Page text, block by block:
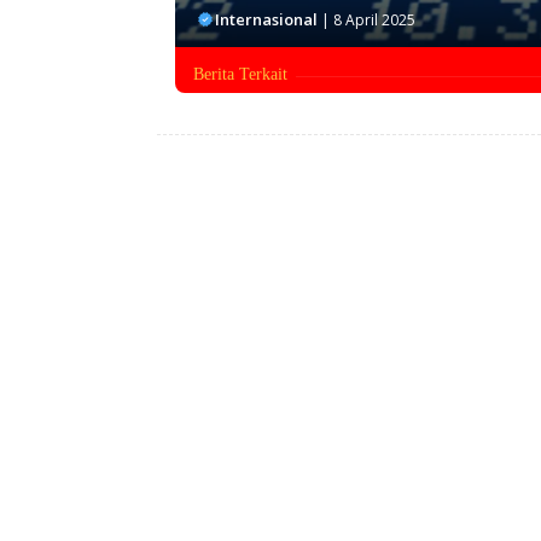
Internasional | 8 April 2025
Berita Terkait